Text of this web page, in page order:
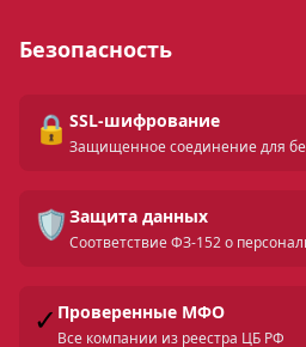
Безопасность
🔒 SSL-шифрование
Защищенное соединение для
🛡️ Защита данных
Соответствие ФЗ-152 о
✓ Проверенные МФО
Все компании из реестра ЦБ РФ